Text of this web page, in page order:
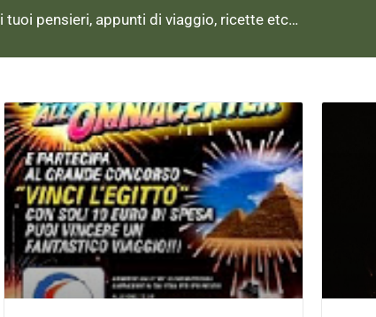
i tuoi pensieri, appunti di viaggio, ricette etc…